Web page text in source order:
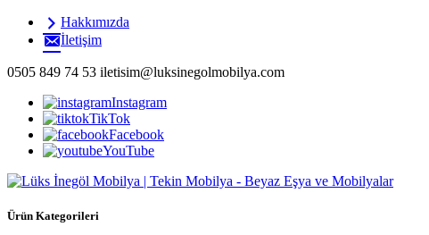
İçeriği
Geç
Hakkımızda
İletişim
0505 849 74 53 iletisim@luksinegolmobilya.com
Instagram
TikTok
Facebook
YouTube
Lüks İnegöl Mobilyanın lider mobilya markası Tekin Mobilya, kaliteli ve şık
Ürün Kategorileri